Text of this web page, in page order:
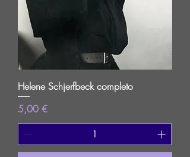
Helene Schjerfbeck completo
Prezzo
5,00 €